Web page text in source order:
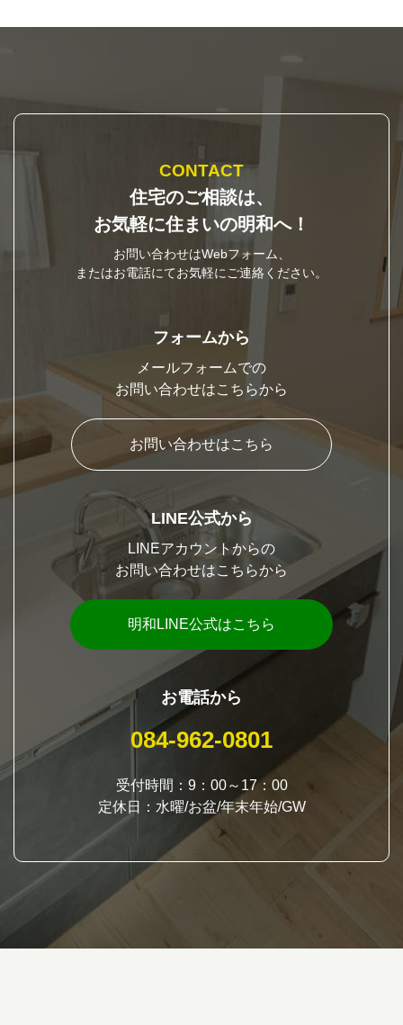
CONTACT
住宅のご相談は、
お気軽に住まいの明和へ！
お問い合わせはWebフォーム、
またはお電話にてお気軽にご連絡ください。
フォームから
メールフォームでの
お問い合わせはこちらから
お問い合わせはこちら
LINE公式から
LINEアカウントからの
お問い合わせはこちらから
明和LINE公式はこちら
お電話から
084-962-0801
受付時間：9：00～17：00
定休日：水曜/お盆/年末年始/GW